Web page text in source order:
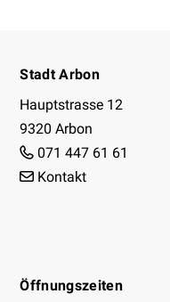
Stadt Arbon
Hauptstrasse 12
9320 Arbon
071 447 61 61
Kontakt
Öffnungszeiten